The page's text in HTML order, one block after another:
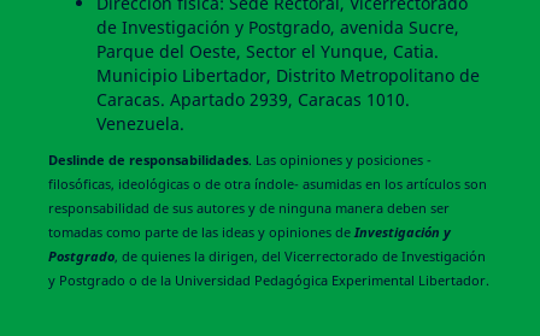
de Investigación y Postgrado, avenida Sucre,
Parque del Oeste, Sector el Yunque, Catia.
Municipio Libertador, Distrito Metropolitano de
Caracas. Apartado 2939, Caracas 1010.
Venezuela.
Deslinde de responsabilidades. Las opiniones y posiciones -
filosóficas, ideológicas o de otra índole- asumidas en los artículos son
responsabilidad de sus autores y de ninguna manera deben ser
tomadas como parte de las ideas y opiniones deInvestigación y
Postgrado, de quienes la dirigen, del Vicerrectorado de Investigación
y Postgrado o de la Universidad Pedagógica Experimental Libertador.